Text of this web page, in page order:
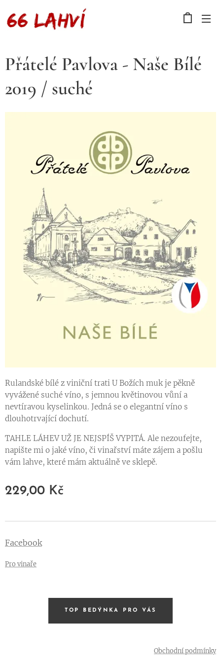
Přátelé Pavlova - Naše Bílé
2019 / suché
Rulandské bílé z viniční trati U Božích muk je pěkně
vyvážené suché víno, s jemnou květinovou vůní a
nevtíravou kyselinkou. Jedná se o elegantní víno s
dlouhotrvající dochutí.
TAHLE LÁHEV UŽ JE NEJSPÍŠ VYPITÁ. Ale nezoufejte,
napište mi o jaké víno, či vinařství máte zájem a pošlu
vám lahve, které mám aktuálně ve sklepě.
229,00 Kč
Facebook
Pro vinaře
TOP BEDÝNKA PRO VÁS
Obchodní podmínky